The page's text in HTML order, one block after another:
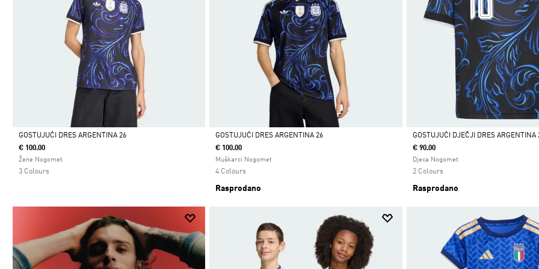
Da
GOSTUJUĆI DRES ARGENTINA 26
€ 100.00
Žene Nogomet
3 Colours
Da
GOSTUJUĆI DRES ARGENTINA 26
€ 100.00
Muškarci Nogomet
4 Colours
Rasprodano
Da
GOSTUJUĆI DJEČJI DRES ARGENTINA
€ 90.00
Djeca Nogomet
2 Colours
Rasprodano